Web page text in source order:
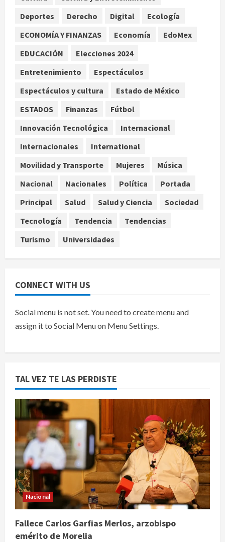
agosto 7, 2026
Desplome de la IA arrastra a fondos
estrella de Wall Street
4
Estudio en Science vincula el
consumo de fruta ancestral con la
agosto 7, 2026
Internacional
EE.UU. amplía revisión de redes
y ciertos ciudadanos de México y
Deportes
Derecho Digital
Ecología
ECONOMÍA Y FINANZAS
Economía
EdoMex
EDUCACIÓN
Elecciones 2024
Entretenimiento
Espectáculos
Espectáculos y cultura
Estado de México
ESTADOS
Finanzas
Fútbol
Innovación Tecnológica
Internacional
Internacionales
International
Movilidad y Transporte
Mujeres
Música
Nacional
Nacionales Política
Portada
Principal
Salud Salud y Ciencia
Sociedad
Tecnología
Tendencia
Tendencias
Turismo
Universidades
CONNECT WITH US
Social menu is not set. You need to create menu and
assign it to Social Menu on Menu Settings.
TAL VEZ TE LAS PERDISTE
Nacional
Fallece Carlos Garfias Merlos, arzobispo
emérito de Morelia